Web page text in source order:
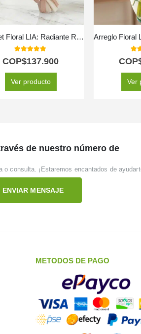
Bouquet Floral LIA: Radiante Ramo de Gerberas Amarillas para Regalar ✨
5.00
COP$137.900
Ver producto
5.00
Ver
de nuestro número de
o consulta. ¡Estaremos encantados de
ENVIAR MENSAJE
METODOS DE PAGO